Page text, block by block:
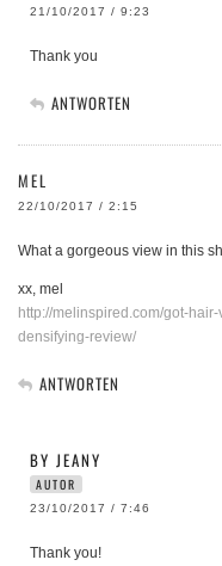
21/10/2017 / 9:23
Thank you
ANTWORTEN
MEL
22/10/2017 / 2:15
What a gorgeous view in this
xx, mel
http://melinspired.com/got-
densifying-review/
ANTWORTEN
BY JEANY
AUTOR
23/10/2017 / 7:46
Thank you!